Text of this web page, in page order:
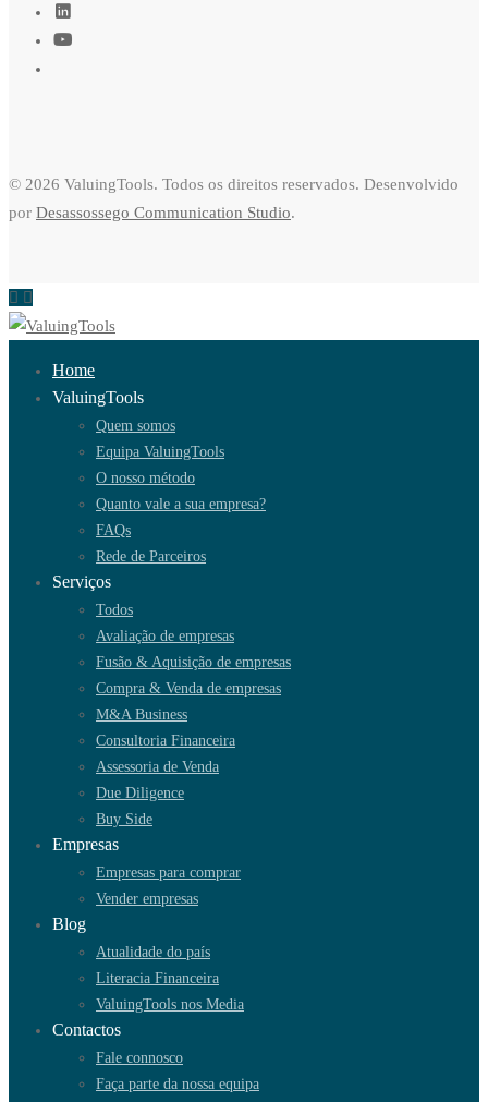
© 2026 ValuingTools. Todos os direitos reservados. Desenvolvido
por Desassossego Communication Studio.
Home
ValuingTools
Quem somos
Equipa ValuingTools
O nosso método
Quanto vale a sua empresa?
FAQs
Rede de Parceiros
Serviços
Todos
Avaliação de empresas
Fusão & Aquisição de empresas
Compra & Venda de empresas
M&A Business
Consultoria Financeira
Assessoria de Venda
Due Diligence
Buy Side
Empresas
Empresas para comprar
Vender empresas
Blog
Atualidade do país
Literacia Financeira
ValuingTools nos Media
Contactos
Fale connosco
Faça parte da nossa equipa